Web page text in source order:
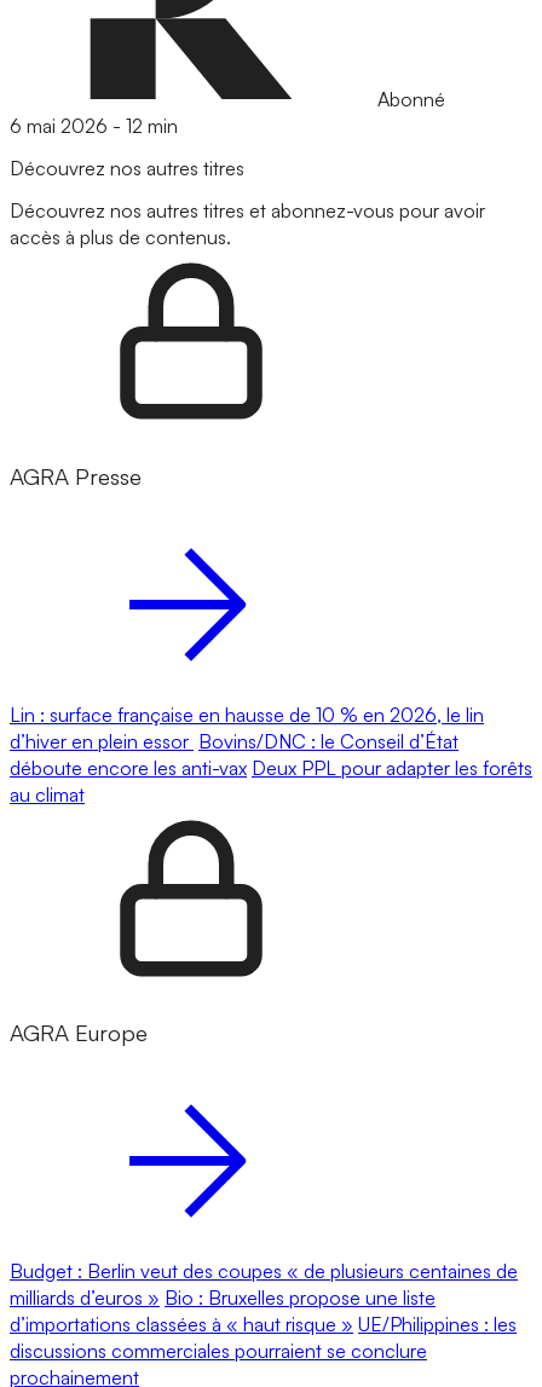
Abonné
6 mai 2026 - 12 min
Découvrez nos autres titres
Découvrez nos autres titres et abonnez-vous pour avoir
accès à plus de contenus.
AGRA Presse
Lin : surface française en hausse de 10 % en 2026, le lin
d’hiver en plein essor Bovins/DNC : le Conseil d’État
déboute encore les anti-vax Deux PPL pour adapter les forêts
au climat
AGRA Europe
Budget : Berlin veut des coupes « de plusieurs centaines de
milliards d’euros » Bio : Bruxelles propose une liste
d’importations classées à « haut risque » UE/Philippines : les
discussions commerciales pourraient se conclure
prochainement